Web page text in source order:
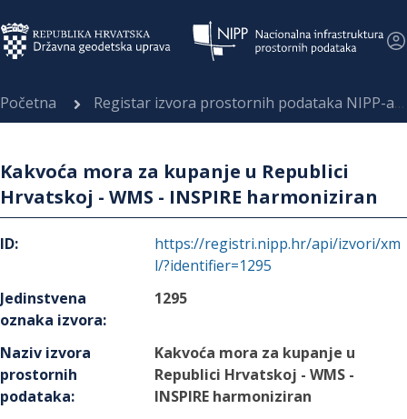
Početna Registar izvora prostornih podataka NIPP-a
Kakvoća mora za kupanje u Republici
Hrvatskoj - WMS - INSPIRE harmoniziran
ID:
https://registri.nipp.hr/api/izvori/xm
l/?identifier=1295
Jedinstvena
oznaka izvora:
1295
Naziv izvora
prostornih
podataka:
Kakvoća mora za kupanje u
Republici Hrvatskoj - WMS -
INSPIRE harmoniziran